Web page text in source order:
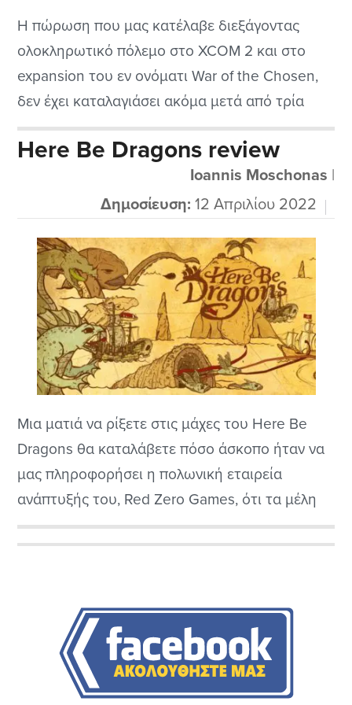
Η πώρωση που μας κατέλαβε διεξάγοντας
ολοκληρωτικό πόλεμο στο XCOM 2 και στο
expansion του εν ονόματι War of the Chosen,
δεν έχει καταλαγιάσει ακόμα μετά από τρία
ολόκληρα χρόνια. Η Firaxis Games προετοίμαζε
στα κρυφά μια πολύ ευχάριστη έκπληξη την
οποία είδαμε να κυκλοφορεί σχεδόν
απροειδοποίητα τον φετινό Απρίλιο. Η έκπληξη
Here Be Dragons review
Ioannis Moschonas |
Δημοσίευση: 12 Απριλίου 2022
Μια ματιά να ρίξετε στις μάχες του Here Be
Dragons θα καταλάβετε πόσο άσκοπο ήταν να
μας πληροφορήσει η πολωνική εταιρεία
ανάπτυξής του, Red Zero Games, ότι τα μέλη
της είναι ισόβιοι λάτρεις των επιτραπέζιων
παιχνιδιών. Το Here Be Dragons είναι ένα
κανόνες...
Πλευρική
Στήλη